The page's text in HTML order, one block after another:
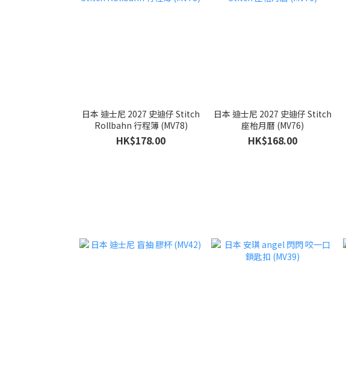
日本 迪士尼 2027 史迪仔 Stitch
Rollbahn 行程簿 (MV78)
HK$178.00
日本 迪士尼 2027 史迪仔 Stitch
座枱月曆 (MV76)
HK$168.00